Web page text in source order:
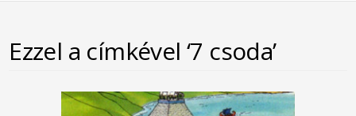
Ezzel a címkével ‘7 csoda’